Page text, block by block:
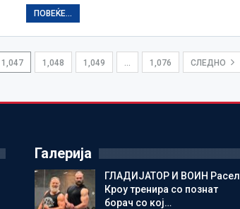
ПОВЕЌЕ...
1,047 1,048 1,049 … 1,076 СЛЕДНО
Галерија
ГЛАДИЈАТОР И ВОИН Расел
Кроу тренира со познат
борач со кој…